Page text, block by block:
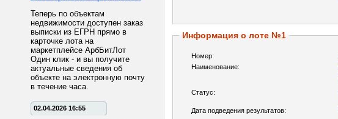
Теперь по объектам
недвижимости доступен заказ
выписки из ЕГРН прямо в
карточке лота на
маркетплейсе АрбБитЛот
Один клик - и вы получите
актуальные сведения об
объекте на электронную почту
в течение часа.
02.04.2026 16:55
Информация о лоте №1
Номер:
Наименование:
Статус:
Дата подведения результатов: